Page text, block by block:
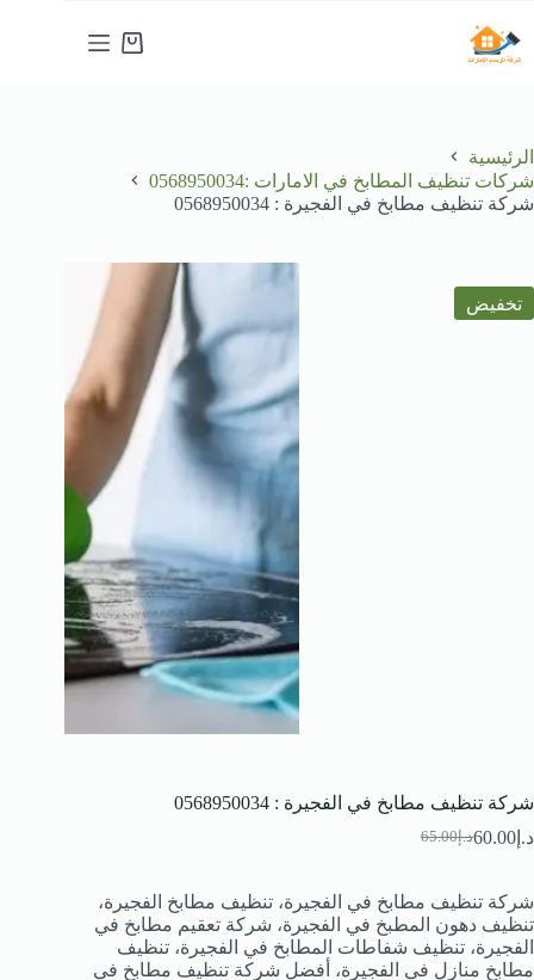
إلى
المحتوى
عربة
الرئيسية
شركات تنظيف المطابخ في الامارات :0568950034
شركة تنظيف مطابخ في الفجيرة : 0568950034
تخفيض
شركة تنظيف مطابخ في الفجيرة : 0568950034
د.إ65.00
السعر
هو:
د.إ65.00.
د.إ 60.00السعر
هو:
د.إ60.00.
شركة تنظيف مطابخ في الفجيرة، تنظيف مطابخ الفجيرة،
تنظيف دهون المطبخ في الفجيرة، شركة تعقيم مطابخ في
الفجيرة، تنظيف شفاطات المطابخ في الفجيرة، تنظيف
مطابخ منازل في الفجيرة، أفضل شركة تنظيف مطابخ في